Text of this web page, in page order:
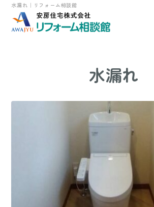
水漏れ｜リフォーム相談館
水漏れ